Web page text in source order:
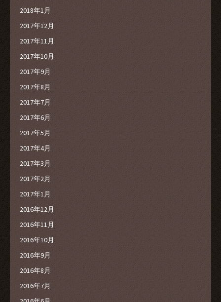
2018年1月
2017年12月
2017年11月
2017年10月
2017年9月
2017年8月
2017年7月
2017年6月
2017年5月
2017年4月
2017年3月
2017年2月
2017年1月
2016年12月
2016年11月
2016年10月
2016年9月
2016年8月
2016年7月